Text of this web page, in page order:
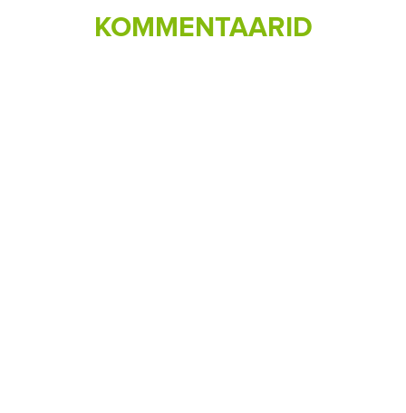
KOMMENTAARID